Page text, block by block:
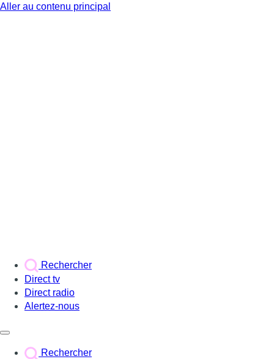
Aller au contenu principal
Rechercher
Direct tv
Direct radio
Alertez-nous
Rechercher